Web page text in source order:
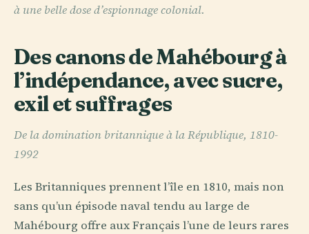
à une belle dose d’espionnage colonial.
Des canons de Mahébourg à
l’indépendance, avec sucre,
exil et suffrages
De la domination britannique à la République, 1810-
1992
Les Britanniques prennent l’île en 1810, mais non
sans qu’un épisode naval tendu au large de
Mahébourg offre aux Français l’une de leurs rares